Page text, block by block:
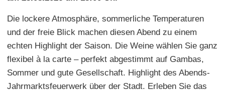
Die lockere Atmosphäre, sommerliche Temperaturen
und der freie Blick machen diesen Abend zu einem
echten Highlight der Saison. Die Weine wählen Sie ganz
flexibel à la carte – perfekt abgestimmt auf Gambas,
Sommer und gute Gesellschaft. Highlight des Abends-
Jahrmarktsfeuerwerk über der Stadt. Erleben Sie das